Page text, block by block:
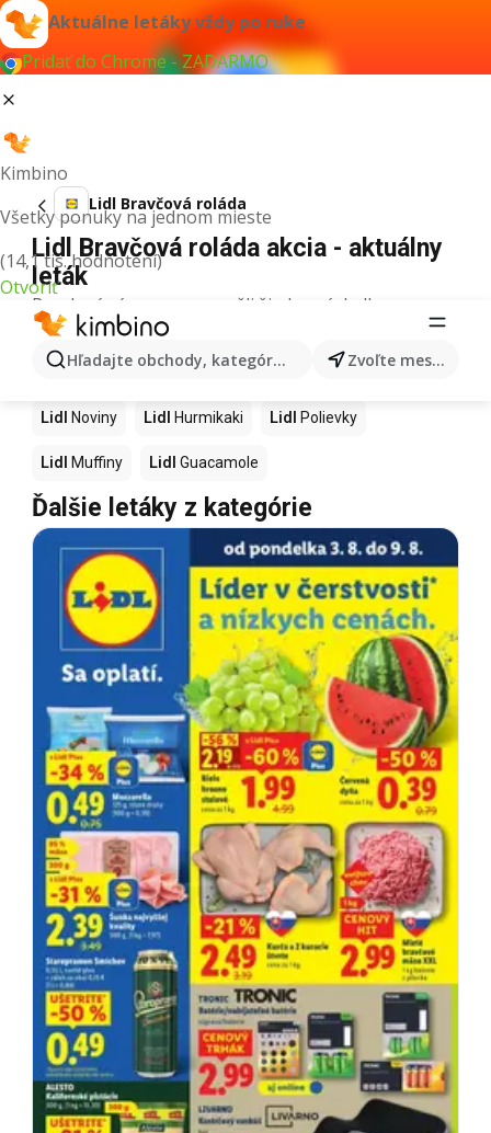
Aktuálne letáky vždy po ruke
Pridať do Chrome - ZADARMO
Kimbino
Všetky ponuky na jednom mieste
(14,1 tis. hodnotení)
Otvoriť
Hľadajte obchody, kategórie, produkty... Zvoľte mesto
Lidl Bravčová roláda
Lidl Bravčová roláda akcia - aktuálny
leták
Pre daný výraz sme nenašli žiadne výsledky.
Ďalšie produkty v obchodoch Lidl
Lidl Kapor Ashwagandha Nintendo Switch
Lidl Noviny Lidl Hurmikaki Lidl Polievky
Lidl Muffiny Lidl Guacamole
Ďalšie letáky z kategórie